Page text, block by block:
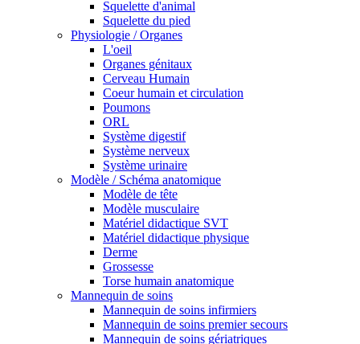
Squelette d'animal
Squelette du pied
Physiologie / Organes
L'oeil
Organes génitaux
Cerveau Humain
Coeur humain et circulation
Poumons
ORL
Système digestif
Système nerveux
Système urinaire
Modèle / Schéma anatomique
Modèle de tête
Modèle musculaire
Matériel didactique SVT
Matériel didactique physique
Derme
Grossesse
Torse humain anatomique
Mannequin de soins
Mannequin de soins infirmiers
Mannequin de soins premier secours
Mannequin de soins gériatriques